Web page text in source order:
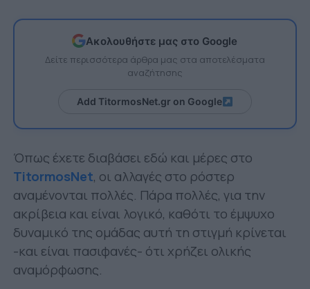
Ακολουθήστε μας στο Google
Δείτε περισσότερα άρθρα μας στα αποτελέσματα
αναζήτησης
Add TitormosNet.gr on Google
Όπως έχετε διαβάσει εδώ και μέρες στο
TitormosNet, οι αλλαγές στο ρόστερ
αναμένονται πολλές. Πάρα πολλές, για την
ακρίβεια και είναι λογικό, καθότι το έμψυχο
δυναμικό της ομάδας αυτή τη στιγμή κρίνεται
-και είναι πασιφανές- ότι χρήζει ολικής
αναμόρφωσης.